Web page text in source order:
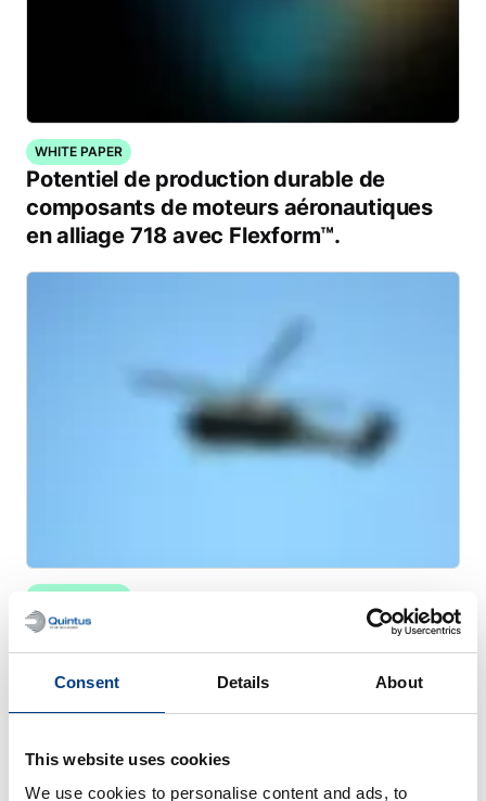
Consent Details About
This website uses cookies
We use cookies to personalise content and ads, to
WHITE PAPER
Potentiel de production durable de
composants de moteurs aéronautiques
en alliage 718 avec Flexform™.
WHITE PAPER
Optimisation du formage des tôles –
Conduit d’échappement d’un moteur à
réaction